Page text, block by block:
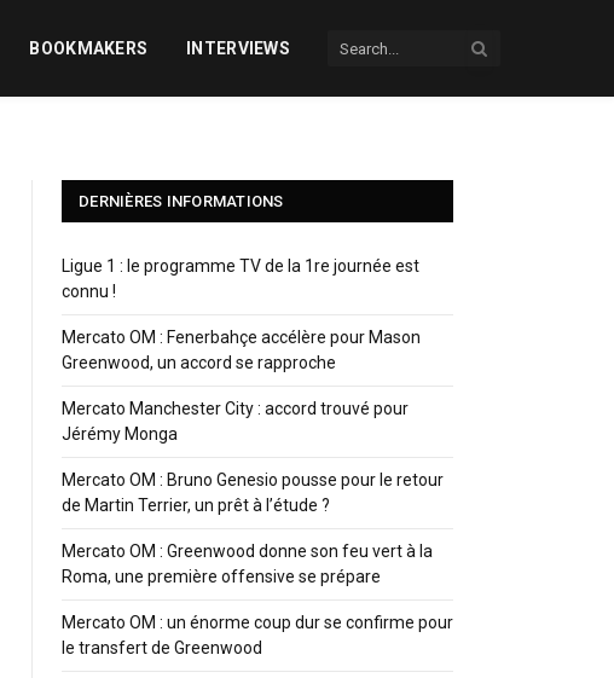
BOOKMAKERS INTERVIEWS
DERNIÈRES INFORMATIONS
Ligue 1 : le programme TV de la 1re journée est
connu !
Mercato OM : Fenerbahçe accélère pour Mason
Greenwood, un accord se rapproche
Mercato Manchester City : accord trouvé pour
Jérémy Monga
Mercato OM : Bruno Genesio pousse pour le retour
de Martin Terrier, un prêt à l’étude ?
Mercato OM : Greenwood donne son feu vert à la
Roma, une première offensive se prépare
Mercato OM : un énorme coup dur se confirme pour
le transfert de Greenwood